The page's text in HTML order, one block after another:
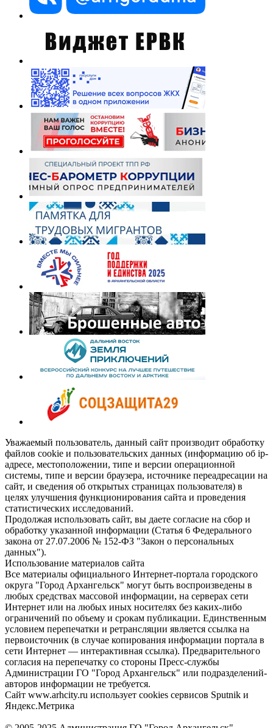
Уважаемый пользователь, данный сайт производит обработку
файлов cookie и пользовательских данных (информацию об ip-
адресе, местоположении, типе и версии операционной
системы, типе и версии браузера, источнике переадресации на
сайт, и сведения об открытых страницах пользователя) в
целях улучшения функционирования сайта и проведения
статистических исследований.
Продолжая использовать сайт, вы даете согласие на сбор и
обработку указанной информации (Статья 6 Федерального
закона от 27.07.2006 № 152-ФЗ "Закон о персональных
данных").
Использование материалов сайта
Все материалы официального Интернет-портала городского
округа "Город Архангельск" могут быть воспроизведены в
любых средствах массовой информации, на серверах сети
Интернет или на любых иных носителях без каких-либо
ограничений по объему и срокам публикации. Единственным
условием перепечатки и ретрансляции является ссылка на
первоисточник (в случае копирования информации портала в
сети Интернет — интерактивная ссылка). Предварительного
согласия на перепечатку со стороны Пресс-службы
Администрации ГО "Город Архангельск" или подразделений-
авторов информации не требуется.
Сайт www.arhcity.ru использует cookies сервисов Sputnik и
Яндекс.Метрика